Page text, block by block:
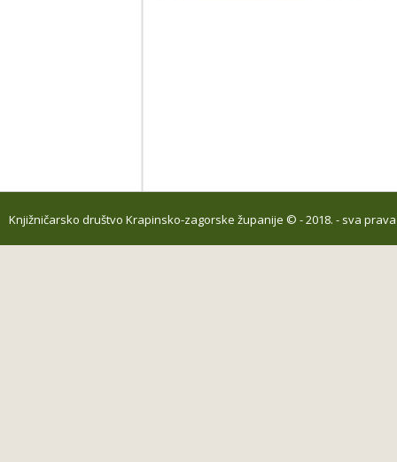
Knjižničarsko društvo Krapinsko-zagorske županije © - 2018. - sva